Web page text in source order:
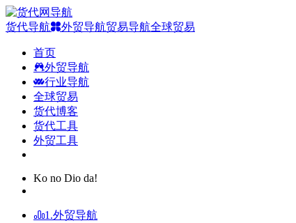
货代导航 外贸导航贸易导航全球贸易
首页
外贸导航
行业导航
全球贸易
货代博客
货代工具
外贸工具
Ko no Dio da!
1.外贸导航